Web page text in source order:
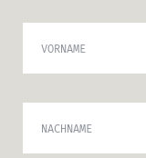
VORNAME
NACHNAME